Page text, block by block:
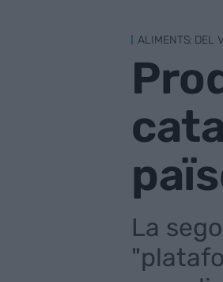
ALIMENTS: DEL
La